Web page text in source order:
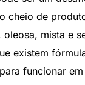
cheio de
oleosa, mista e
existem
funcionar